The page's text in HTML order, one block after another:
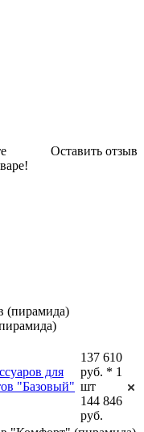
Оставить отзыв
для
"Базовый"
137 610
руб. * 1
шт
144 846
руб.